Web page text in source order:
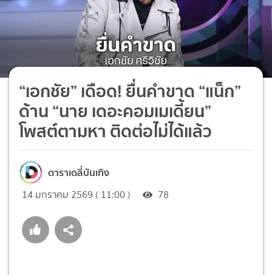
“เอกชัย” เดือด! ยื่นคำขาด “แน็ก”
ด้าน “นาย เดอะคอมเมเดี้ยน”
โพสต์ตามหา ติดต่อไม่ได้แล้ว
ดาราเดลี่บันเทิง
14 มกราคม 2569 ( 11:00 ) 78